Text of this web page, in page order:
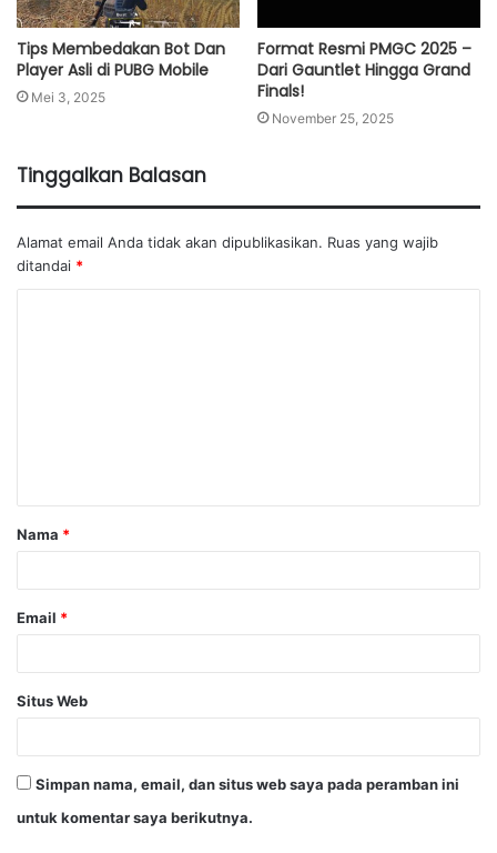
Tips Membedakan Bot Dan
Player Asli di PUBG Mobile
Mei 3, 2025
Format Resmi PMGC 2025 –
Dari Gauntlet Hingga Grand
Finals!
November 25, 2025
Tinggalkan Balasan
Alamat email Anda tidak akan dipublikasikan. Ruas yang wajib
ditandai *
a
r
Nama *
Email *
Situs Web
Simpan nama, email, dan situs web saya pada peramban ini
untuk komentar saya berikutnya.